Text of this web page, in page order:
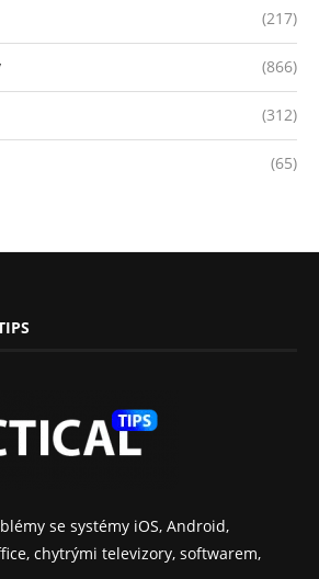
(217)
(866)
(312)
(65)
se systémy iOS, Android,
chytrými televizory, softwarem,